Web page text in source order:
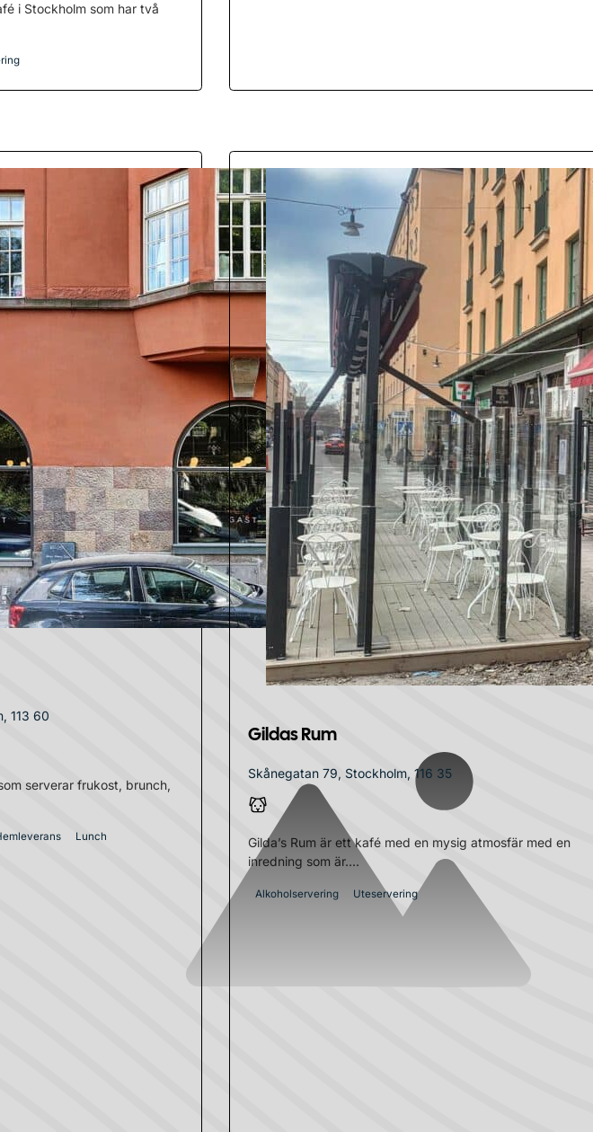
i Stockholm som har två
113 60
serverar frukost, brunch,
Lunch
Gildas Rum
Skånegatan 79, Stockholm, 116 35
Gilda’s Rum är ett kafé med en mysig atmosfär med en
inredning som är....
Alkoholservering Uteservering